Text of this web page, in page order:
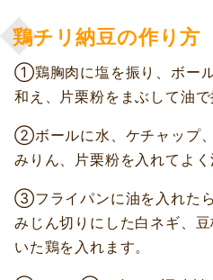
鶏チリ納豆の作り方
①鶏胸肉に塩を振り、ボー
和え、片栗粉をまぶして油で
②ボールに水、ケチャップ、
みりん、片栗粉を入れてよく
③フライパンに油を入れたら
みじん切りにした白ネギ、
いた鶏を入れます。